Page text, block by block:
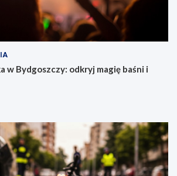
w Bydgoszczy: odkryj magię baśni i